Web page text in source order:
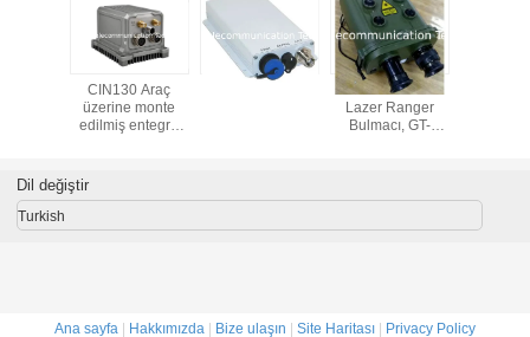
CIN130 Araç
üzerine monte
edilmiş entegre
10km LRF Zorlu
Lazer Ranger
Bulmacı, GT-
Dil değiştir
Turkish
Ana sayfa | Hakkımızda | Bize ulaşın | Site Haritası | Privacy Policy